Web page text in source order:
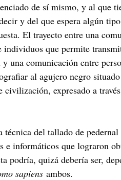
de sí mismo, y al que
y del que espera algún
El trayecto entre una
individuos que permite
una comunicación entre
al agujero negro
expresado a
del tallado de pedernal
e informáticos que lograron
podría, quizá debería ser,
sapiens ambos.